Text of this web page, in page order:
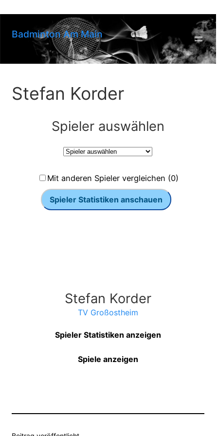
springen
Badminton Am Main
Stefan Korder
Spieler auswählen
Mit anderen Spieler vergleichen (0)
Stefan Korder
TV Großostheim
Spieler Statistiken anzeigen
Spiele anzeigen